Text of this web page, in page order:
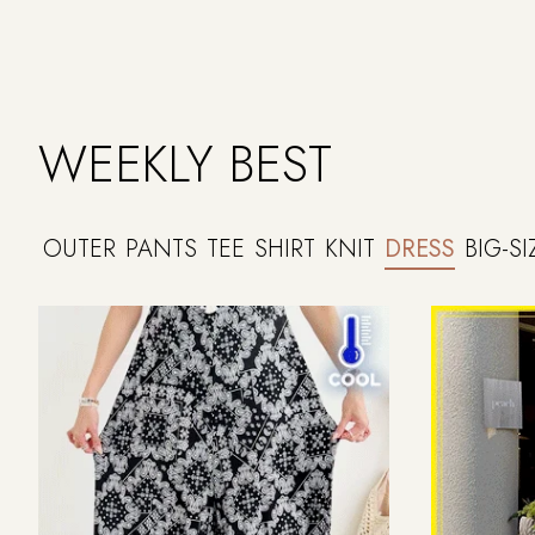
WEEKLY BEST
OUTER PANTS TEE SHIRT KNIT DRESS BIG-